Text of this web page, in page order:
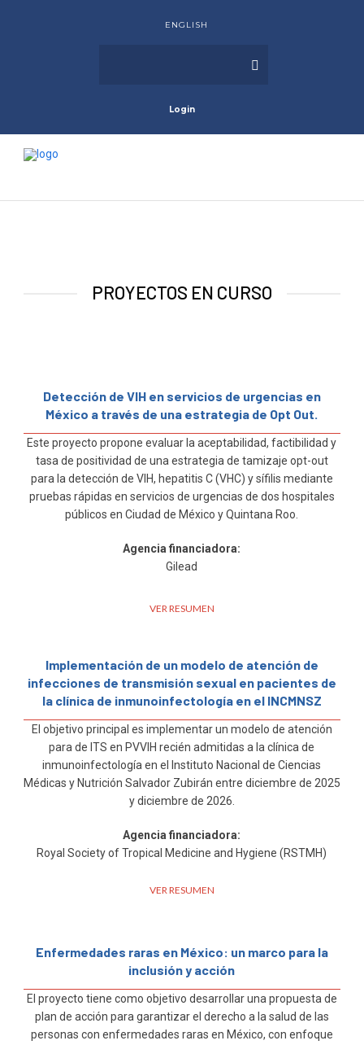
ENGLISH
Login
PROYECTOS EN CURSO
Detección de VIH en servicios de urgencias en
México a través de una estrategia de Opt Out.
Este proyecto propone evaluar la aceptabilidad, factibilidad y
tasa de positividad de una estrategia de tamizaje opt-out
para la detección de VIH, hepatitis C (VHC) y sífilis mediante
pruebas rápidas en servicios de urgencias de dos hospitales
públicos en Ciudad de México y Quintana Roo.
Agencia financiadora:
Gilead
VER RESUMEN
Implementación de un modelo de atención de
infecciones de transmisión sexual en pacientes de
la clínica de inmunoinfectología en el INCMNSZ
El objetivo principal es implementar un modelo de atención
para de ITS en PVVIH recién admitidas a la clínica de
inmunoinfectología en el Instituto Nacional de Ciencias
Médicas y Nutrición Salvador Zubirán entre diciembre de 2025
y diciembre de 2026.
Agencia financiadora:
Royal Society of Tropical Medicine and Hygiene (RSTMH)
VER RESUMEN
Enfermedades raras en México: un marco para la
inclusión y acción
El proyecto tiene como objetivo desarrollar una propuesta de
plan de acción para garantizar el derecho a la salud de las
personas con enfermedades raras en México, con enfoque